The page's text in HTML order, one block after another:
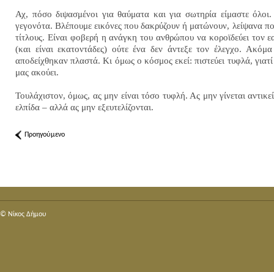
Αχ, πόσο διψασμένοι για θαύματα και για σωτηρία είμαστε
γεγονότα. Βλέπουμε εικόνες που δακρύζουν ή ματώνουν, λείψανα
τίτλους. Είναι φοβερή η ανάγκη του ανθρώπου να κοροϊδεύει τον
(και είναι εκατοντάδες) ούτε ένα δεν άντεξε τον έλεγχο.
αποδείχθηκαν πλαστά. Κι όμως ο κόσμος εκεί: πιστεύει τυφλά,
μας ακούει.
Τουλάχιστον, όμως, ας μην είναι τόσο τυφλή. Ας μην γίνεται
ελπίδα – αλλά ας μην εξευτελίζονται.
Προηγούμενο
© Nίκος Δήμου